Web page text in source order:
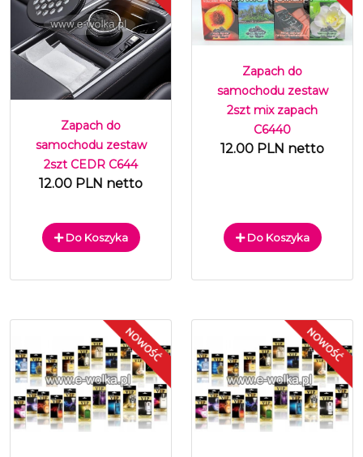
Zapach do
samochodu zestaw
2szt CEDR C644
12.00 PLN netto
Do Koszyka
Zapach do
samochodu zestaw
2szt mix zapach
C6440
12.00 PLN netto
Do Koszyka